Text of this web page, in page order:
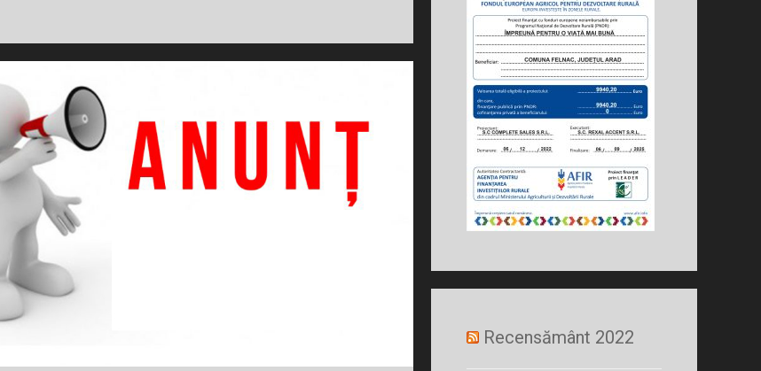
Recensământ 2022